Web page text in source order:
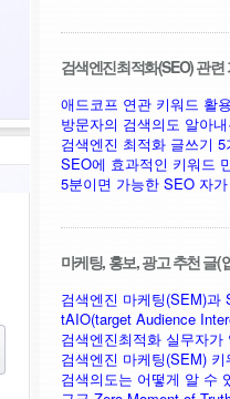
검색엔진최적화(SEO) 관련
애드코프 연관 키워드 활
방문자의 검색의도 알아
검색엔진 최적화 글쓰기 5
SEO에 효과적인 키워드
5분이면 가능한 SEO 자
마케팅, 홍보, 광고 추천 글(
검색엔진 마케팅(SEM)과
tAIO(target Audience
검색엔진최적화 실무자
검색엔진 마케팅(SEM) 키
검색의도는 어떻게 알 수